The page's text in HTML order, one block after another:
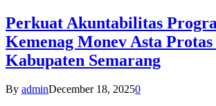
Perkuat Akuntabilitas
Kemenag Monev Asta
Kabupaten Semarang
By adminDecember 18, 20250